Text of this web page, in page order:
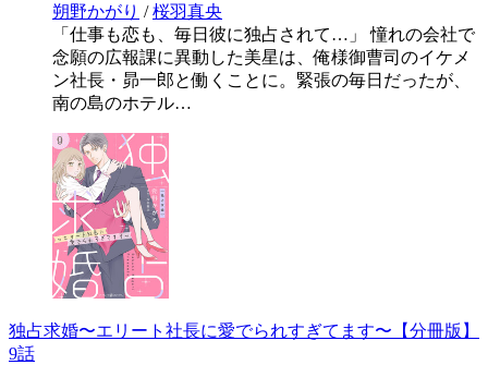
朔野かがり /桜羽真央
「仕事も恋も、毎日彼に独占されて…」 憧れの会社で
念願の広報課に異動した美星は、俺様御曹司のイケメ
ン社長・昴一郎と働くことに。緊張の毎日だったが、
南の島のホテル…
独占求婚〜エリート社長に愛でられすぎてます〜【分冊版】
9話